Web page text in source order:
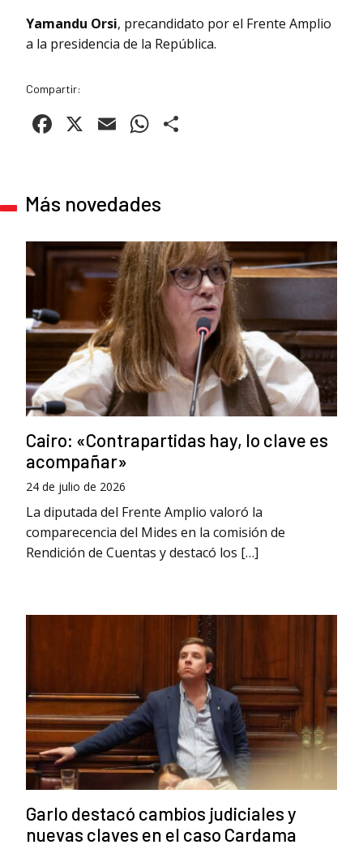
Yamandu Orsi, precandidato por el Frente Amplio
a la presidencia de la República.
Compartir:
Facebook
X EmailWhatsApp
Más novedades
Cairo: «Contrapartidas hay, lo clave es
acompañar»
24 de julio de 2026
La diputada del Frente Amplio valoró la
comparecencia del Mides en la comisión de
Rendición de Cuentas y destacó los […]
Garlo destacó cambios judiciales y
nuevas claves en el caso Cardama